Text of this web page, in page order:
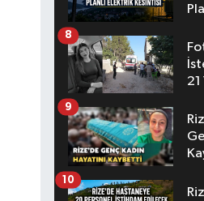
21
8
9
10